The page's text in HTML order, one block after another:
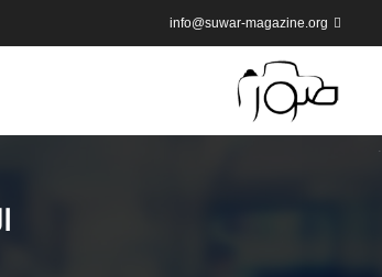
info@suwar-magazine.org